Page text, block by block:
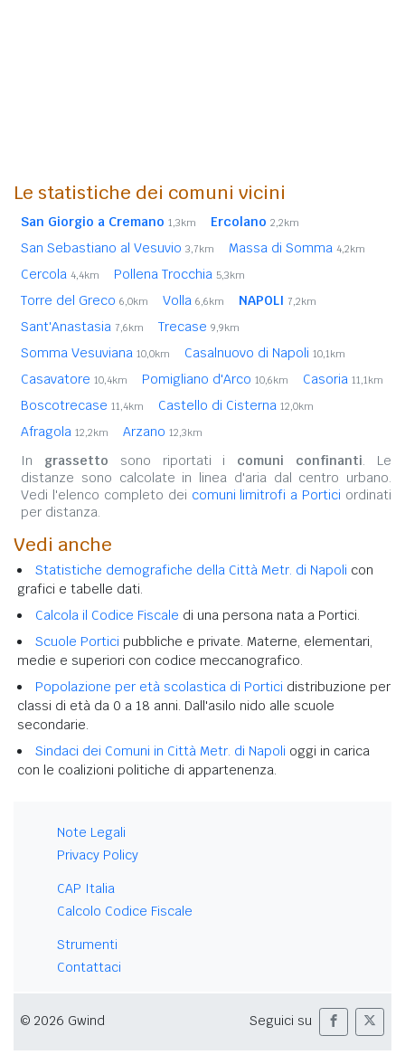
Le statistiche dei comuni vicini
San Giorgio a Cremano 1,3km Ercolano 2,2km
San Sebastiano al Vesuvio 3,7km Massa di Somma 4,2km
Cercola 4,4km Pollena Trocchia 5,3km
Torre del Greco 6,0km Volla 6,6km NAPOLI 7,2km
Sant'Anastasia 7,6km Trecase 9,9km
Somma Vesuviana 10,0km Casalnuovo di Napoli 10,1km
Casavatore 10,4km Pomigliano d'Arco 10,6km Casoria 11,1km
Boscotrecase 11,4km Castello di Cisterna 12,0km
Afragola 12,2km Arzano 12,3km
In grassetto sono riportati i comuni confinanti. Le
distanze sono calcolate in linea d'aria dal centro urbano.
Vedi l'elenco completo dei comuni limitrofi a Portici ordinati
per distanza.
Vedi anche
Statistiche demografiche della Città Metr. di Napoli con
grafici e tabelle dati.
Calcola il Codice Fiscale di una persona nata a Portici.
Scuole Portici pubbliche e private. Materne, elementari,
medie e superiori con codice meccanografico.
Popolazione per età scolastica di Portici distribuzione per
classi di età da 0 a 18 anni. Dall'asilo nido alle scuole
secondarie.
Sindaci dei Comuni in Città Metr. di Napoli oggi in carica
con le coalizioni politiche di appartenenza.
Note Legali
Privacy Policy
CAP Italia
Calcolo Codice Fiscale
Strumenti
Contattaci
© 2026 Gwind Seguici su